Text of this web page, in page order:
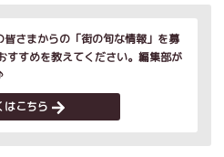
さまからの「街の旬な情報」を募
すすめを教えてください。編集部が
はこちら